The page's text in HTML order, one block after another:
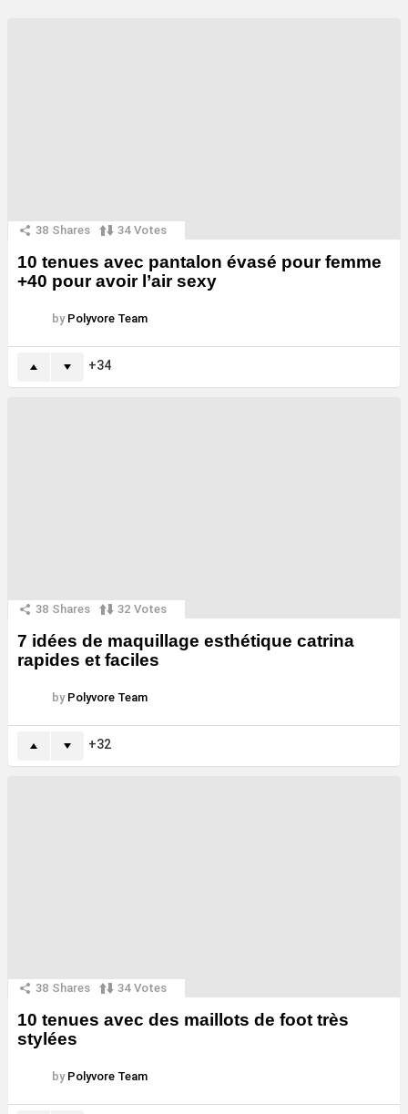
38 Shares 34 Votes
10 tenues avec pantalon évasé pour femme
+40 pour avoir l’air sexy
by Polyvore Team
34
38 Shares 32 Votes
7 idées de maquillage esthétique catrina
rapides et faciles
by Polyvore Team
32
38 Shares 34 Votes
10 tenues avec des maillots de foot très
stylées
by Polyvore Team